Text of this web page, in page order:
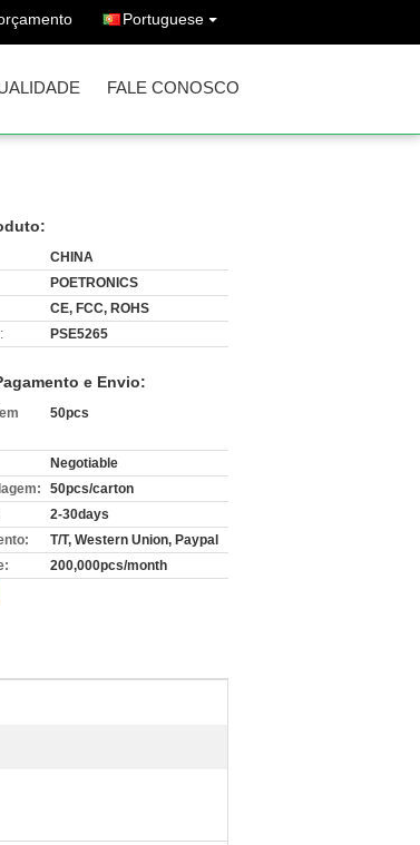
Portuguese
FALE CONOSCO
CHINA
POETRONICS
CE, FCC, ROHS
PSE5265
e Envio:
50pcs
Negotiable
50pcs/carton
2-30days
T/T, Western Union, Paypal
200,000pcs/month